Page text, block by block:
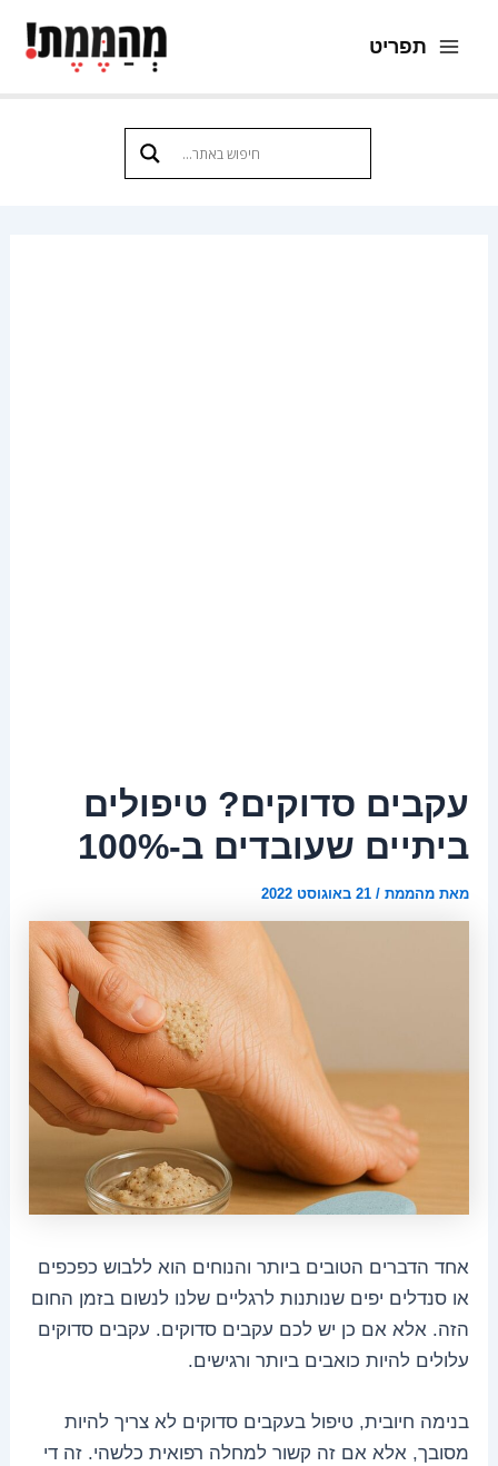
לתוכן
תפריט
עקבים סדוקים? טיפולים
ביתיים שעובדים ב-100%
מאתמהממת/21 באוגוסט 2022
אחד הדברים הטובים ביותר והנוחים הוא ללבוש כפכפים
או סנדלים יפים שנותנות לרגליים שלנו לנשום בזמן החום
הזה. אלא אם כן יש לכם עקבים סדוקים. עקבים סדוקים
עלולים להיות כואבים ביותר ורגישים.
בנימה חיובית, טיפול בעקבים סדוקים לא צריך להיות
מסובך, אלא אם זה קשור למחלה רפואית כלשהי. זה די